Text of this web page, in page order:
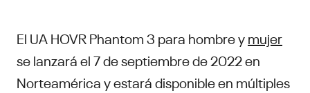
El UA HOVR Phantom 3 para hombre ymujer
se lanzará el 7 de septiembre de 2022 en
Norteamérica y estará disponible en múltiples